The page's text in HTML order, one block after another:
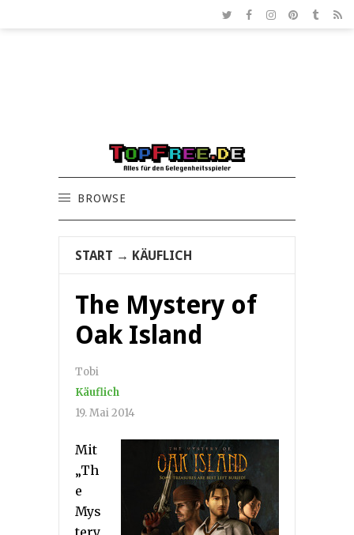
BROWSE
START → KÄUFLICH
The Mystery of
Oak Island
Tobi
Käuflich
19. Mai 2014
Mit
„Th
e
Mys